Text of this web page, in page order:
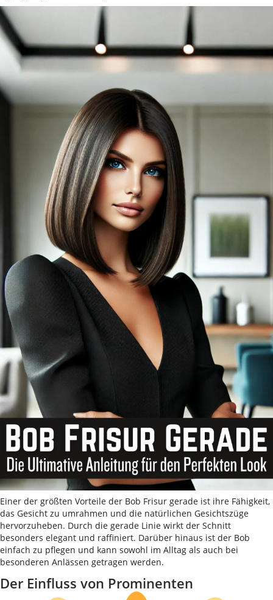
Einer der größten Vorteile der Bob Frisur gerade ist ihre Fähigkeit,
das Gesicht zu umrahmen und die natürlichen Gesichtszüge
hervorzuheben. Durch die gerade Linie wirkt der Schnitt
besonders elegant und raffiniert. Darüber hinaus ist der Bob
einfach zu pflegen und kann sowohl im Alltag als auch bei
besonderen Anlässen getragen werden.
Der Einfluss von Prominenten